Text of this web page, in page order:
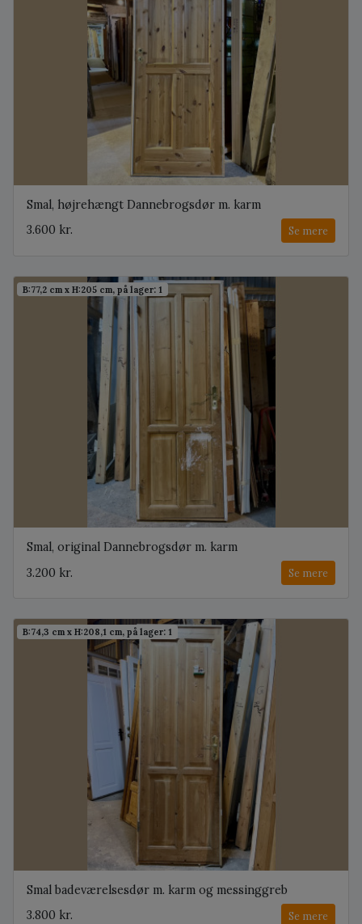
Smal, højrehængt Dannebrogsdør m. karm
3.600 kr.
Se mere
B:77,2 cm x H:205 cm, på lager: 1
Smal, original Dannebrogsdør m. karm
3.200 kr.
Se mere
B:74,3 cm x H:208,1 cm, på lager: 1
Smal badeværelsesdør m. karm og messinggreb
3.800 kr.
Se mere